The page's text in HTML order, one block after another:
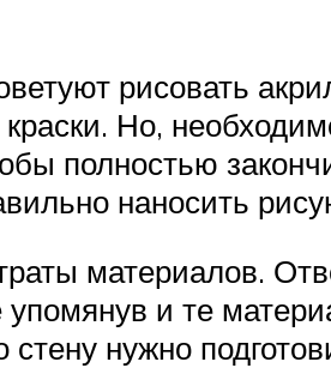
рисовать
Но,
полностью
наносить
материалов.
и те
нужно